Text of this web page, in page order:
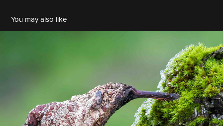
You may also like
BDM 2026 01
2026